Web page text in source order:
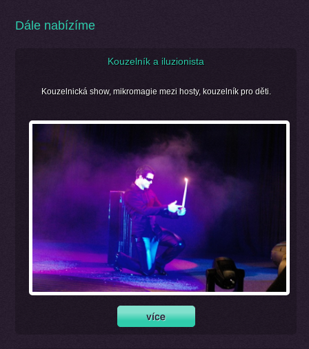
Dále nabízíme
Kouzelník a iluzionista
Kouzelnická show, mikromagie mezi hosty, kouzelník pro děti.